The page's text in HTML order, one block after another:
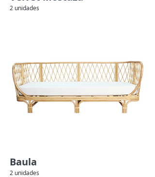
2 unidades
Baula
2 unidades